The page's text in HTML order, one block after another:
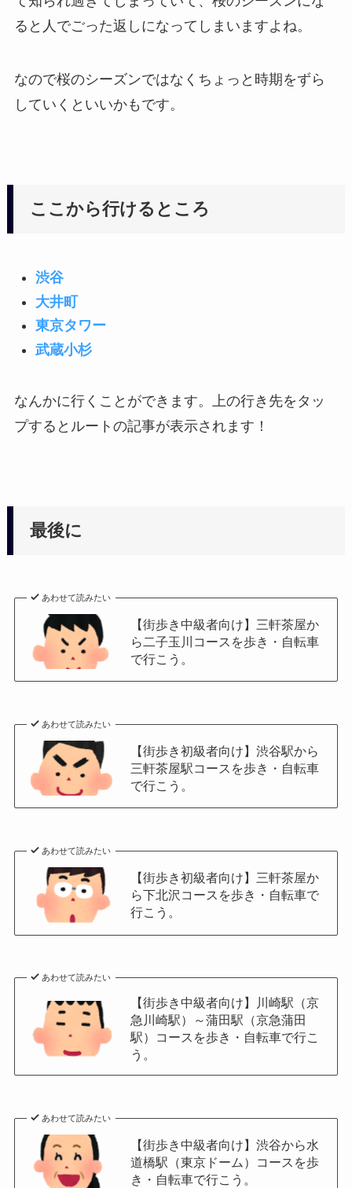
ると人でごった返しになってしまいますよね。
なので桜のシーズンではなくちょっと時期をずら
していくといいかもです。
ここから行けるところ
渋谷
大井町
東京タワー
武蔵小杉
なんかに行くことができます。上の行き先をタッ
プするとルートの記事が表示されます！
最後に
あわせて読みたい
【街歩き中級者向け】三軒茶屋か
ら二子玉川コースを歩き・自転車
で行こう。
あわせて読みたい
【街歩き初級者向け】渋谷駅から
三軒茶屋駅コースを歩き・自転車
で行こう。
あわせて読みたい
【街歩き初級者向け】三軒茶屋か
ら下北沢コースを歩き・自転車で
行こう。
あわせて読みたい
【街歩き中級者向け】川崎駅（京
急川崎駅）～蒲田駅（京急蒲田
駅）コースを歩き・自転車で行こ
う。
あわせて読みたい
【街歩き中級者向け】渋谷から水
道橋駅（東京ドーム）コースを歩
き・自転車で行こう。